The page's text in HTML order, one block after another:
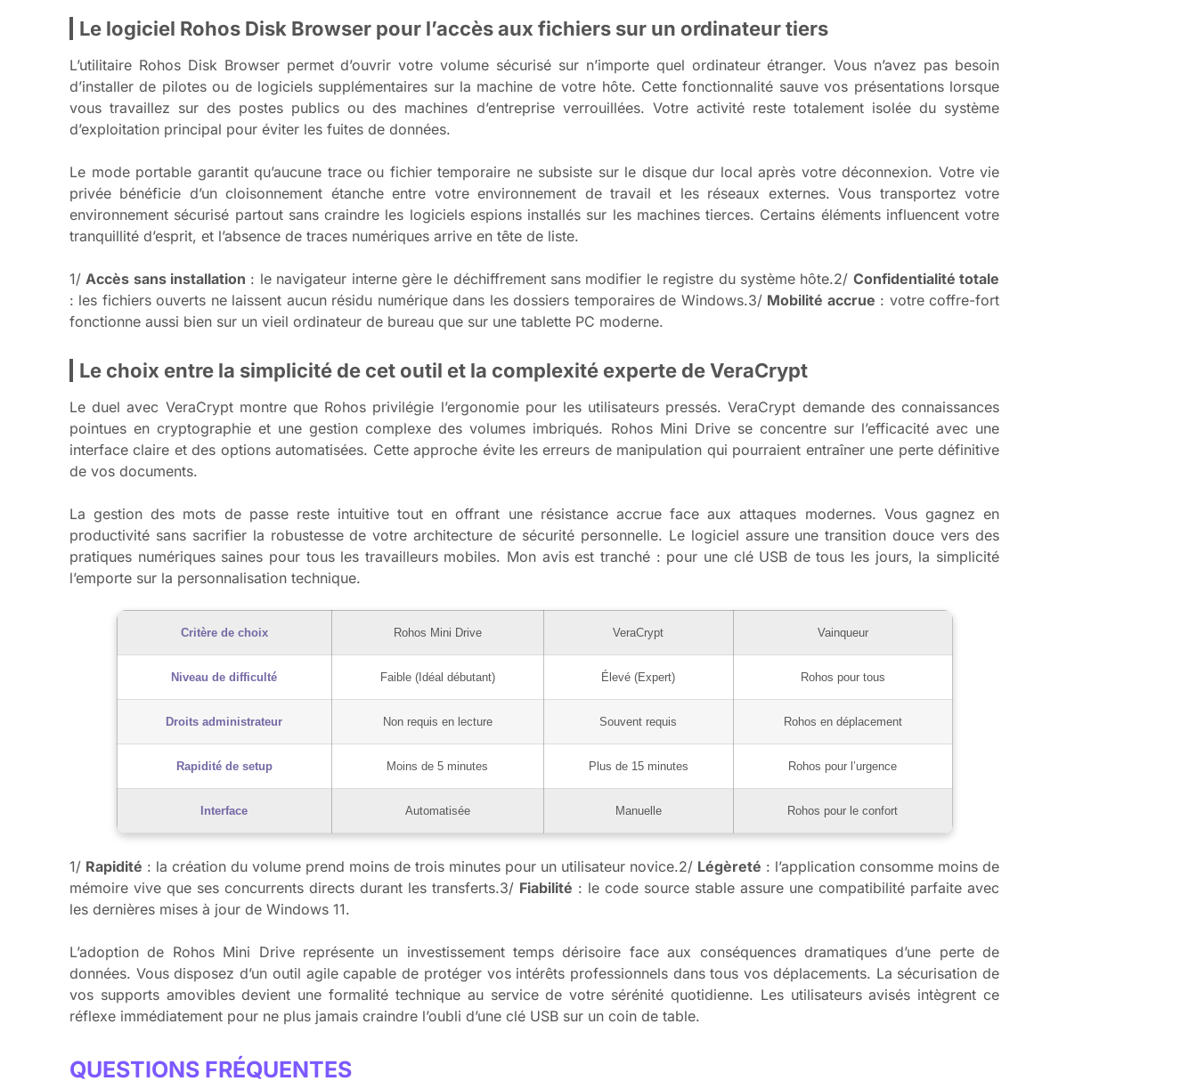
Le logiciel Rohos Disk Browser pour l’accès aux fichiers sur un ordinateur tiers
L’utilitaire Rohos Disk Browser permet d’ouvrir votre volume sécurisé sur n’importe quel ordinateur étranger. Vous n’avez pas besoin
d’installer de pilotes ou de logiciels supplémentaires sur la machine de votre hôte. Cette fonctionnalité sauve vos présentations lorsque
vous travaillez sur des postes publics ou des machines d’entreprise verrouillées. Votre activité reste totalement isolée du système
d’exploitation principal pour éviter les fuites de données.
Le mode portable garantit qu’aucune trace ou fichier temporaire ne subsiste sur le disque dur local après votre déconnexion. Votre vie
privée bénéficie d’un cloisonnement étanche entre votre environnement de travail et les réseaux externes. Vous transportez votre
environnement sécurisé partout sans craindre les logiciels espions installés sur les machines tierces. Certains éléments influencent votre
tranquillité d’esprit, et l’absence de traces numériques arrive en tête de liste.
1/ Accès sans installation : le navigateur interne gère le déchiffrement sans modifier le registre du système hôte.2/ Confidentialité totale
: les fichiers ouverts ne laissent aucun résidu numérique dans les dossiers temporaires de Windows.3/ Mobilité accrue : votre coffre-fort
fonctionne aussi bien sur un vieil ordinateur de bureau que sur une tablette PC moderne.
Le choix entre la simplicité de cet outil et la complexité experte de VeraCrypt
Le duel avec VeraCrypt montre que Rohos privilégie l’ergonomie pour les utilisateurs pressés. VeraCrypt demande des connaissances
pointues en cryptographie et une gestion complexe des volumes imbriqués. Rohos Mini Drive se concentre sur l’efficacité avec une
interface claire et des options automatisées. Cette approche évite les erreurs de manipulation qui pourraient entraîner une perte définitive
de vos documents.
La gestion des mots de passe reste intuitive tout en offrant une résistance accrue face aux attaques modernes. Vous gagnez en
productivité sans sacrifier la robustesse de votre architecture de sécurité personnelle. Le logiciel assure une transition douce vers des
pratiques numériques saines pour tous les travailleurs mobiles. Mon avis est tranché : pour une clé USB de tous les jours, la simplicité
l’emporte sur la personnalisation technique.
Critère de choix Rohos Mini Drive VeraCrypt Vainqueur
Niveau de difficulté Faible (Idéal débutant) Élevé (Expert) Rohos pour tous
Droits administrateur Non requis en lecture Souvent requis Rohos en déplacement
Rapidité de setup Moins de 5 minutes Plus de 15 minutes Rohos pour l’urgence
Interface Automatisée Manuelle Rohos pour le confort
1/ Rapidité : la création du volume prend moins de trois minutes pour un utilisateur novice.2/ Légèreté : l’application consomme moins de
mémoire vive que ses concurrents directs durant les transferts.3/ Fiabilité : le code source stable assure une compatibilité parfaite avec
les dernières mises à jour de Windows 11.
L’adoption de Rohos Mini Drive représente un investissement temps dérisoire face aux conséquences dramatiques d’une perte de
données. Vous disposez d’un outil agile capable de protéger vos intérêts professionnels dans tous vos déplacements. La sécurisation de
vos supports amovibles devient une formalité technique au service de votre sérénité quotidienne. Les utilisateurs avisés intègrent ce
réflexe immédiatement pour ne plus jamais craindre l’oubli d’une clé USB sur un coin de table.
QUESTIONS FRÉQUENTES